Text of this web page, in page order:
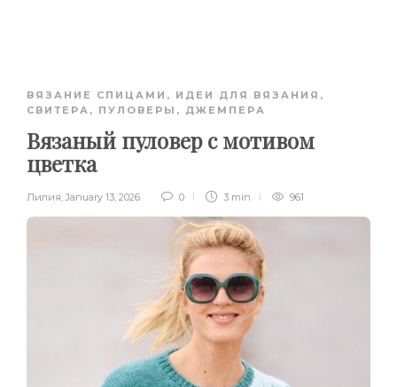
ВЯЗАНИЕ СПИЦАМИ , ИДЕИ ДЛЯ ВЯЗАНИЯ ,
СВИТЕРА, ПУЛОВЕРЫ, ДЖЕМПЕРА
Вязаный пуловер с мотивом
цветка
Лилия, January 13, 2026 0 3 min 961